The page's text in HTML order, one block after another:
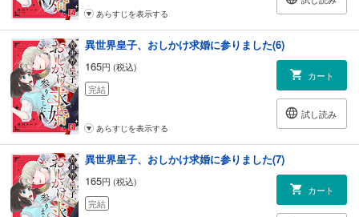
あらすじを表示する
異世界皇子、おしかけ求婚に参りました(6)
165円 (税込)
完結
カート
試し読み
あらすじを表示する
異世界皇子、おしかけ求婚に参りました(7)
165円 (税込)
完結
カート